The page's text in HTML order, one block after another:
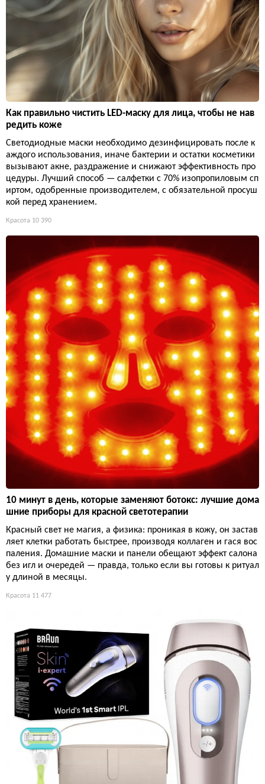
Как правильно чистить LED-маску для лица, чтобы не нав
редить коже
Светодиодные маски необходимо дезинфицировать после к
аждого использования, иначе бактерии и остатки косметики
вызывают акне, раздражение и снижают эффективность про
цедуры. Лучший способ — салфетки с 70% изопропиловым сп
иртом, одобренные производителем, с обязательной просуш
кой перед хранением.
Красота 10 390
10 минут в день, которые заменяют ботокс: лучшие дома
шние приборы для красной светотерапии
Красный свет не магия, а физика: проникая в кожу, он застав
ляет клетки работать быстрее, производя коллаген и гася вос
паления. Домашние маски и панели обещают эффект салона
без игл и очередей — правда, только если вы готовы к ритуал
у длиной в месяцы.
Красота 11 477